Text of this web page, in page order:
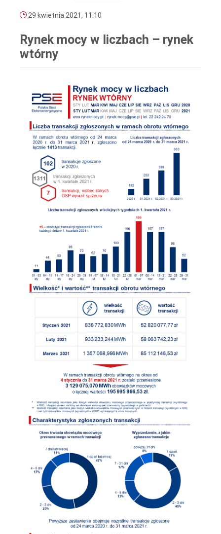
29 kwietnia 2021, 11:10
Rynek mocy w liczbach – rynek
wtórny